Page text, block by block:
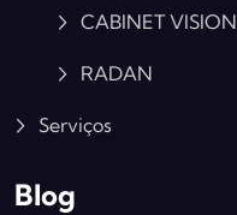
CABINET VISION
RADAN
Serviços
Blog